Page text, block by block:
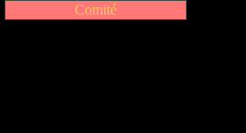
Comité